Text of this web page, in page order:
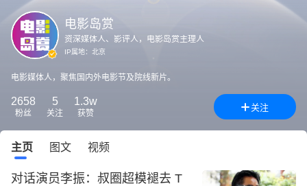
电影岛赏
资深媒体人、影评人，电影岛赏主理人
IP属地： 北京
电影媒体人，聚焦国内外电影节及院线新片。
2658
粉丝
5
关注
1.3w
获赞
关注
主页 图文 视频
对话演员李振：叔圈超模褪去 T